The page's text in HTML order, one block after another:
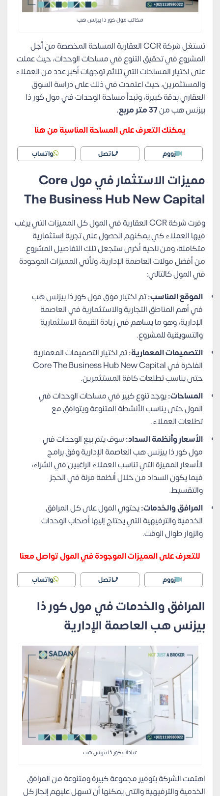
مكاتب مول كور ذا بيزنس هب
تستغل شركة CCR العقارية المساحة المخصصة من أجل
المشروع في تحقيق التنوع في مساحات الوحدات، حيث عملت
على اختيار المساحات التي تلائم توجهات أكبر عدد من العملاء
والمستثمرين، حيث اعتمدت في ذلك على دراسة السوق
العقاري بدقة كبيرة، وتبدأ مساحة الوحدات في مول كور ذا
بيزنس هب من37 متر مربع.
يمكنك التعرف على المساحة المناسبة من هنا
زووم اتصل واتساب
مميزات الاستثمار في مول Core
The Business Hub New Capital
وفرت شركة CCR العقارية في المول كل المميزات التي يرغب
فيها العملاء كي يمكنهم الحصول على تجربة استثمارية
متكاملة، ومن ناحية أخرى ستجعل تلك التفاصيل المشروع
من أفضل مولات العاصمة الإدارية، وتأتي المميزات الموجودة
في المول كالتالي:
الموقع المناسب:تم اختيار موق مول كور ذا بيزنس هب
في أهم المناطق التجارية والاستثمارية في العاصمة
الإدارية، وهو ما يساهم في زيادة القيمة الاستثمارية
والتسويقية للمشروع.
التصميمات المعمارية:تم اختيار التصميمات المعمارية
الفاخرة في Core The Business Hub New Capital
حتى يناسب تطلعات كافة المستثمرين.
المساحات:يوجد تنوع كبير في مساحات الوحدات في
المول حتى يناسب الأنشطة المتنوعة ويتوافق مع
تطلعات العملاء.
الأسعار وأنظمة السداد:سوف يتم بيع الوحدات في
مول كور ذا بيزنس هب العاصمة الإدارية وفق برامج
الأسعار المميزة التي تناسب العملاء الراغبين في الشراء،
فيما يكون السداد من خلال أنظمة مرنة في الحجز
والتقسيط.
المرافق والخدمات:يحتوي المول على كل المرافق
الخدمية والترفيهية التي يحتاج إليها أصحاب الوحدات
والزوار طوال الوقت.
للتعرف على المميزات الموجودة في المول تواصل معنا
زووم اتصل واتساب
المرافق والخدمات في مول كور ذا
بيزنس هب العاصمة الإدارية
عيادات كور ذا بيزنس هب
اهتمت الشركة بتوفير مجموعة كبيرة ومتنوعة من المرافق
الخدمية والترفيهية والتي يمكنها أن تسهل عليهم إنجاز كل